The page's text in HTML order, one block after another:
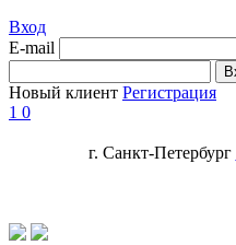
Вход
E-mail
Новый клиент Регистрация
1 0
г. Санкт-Петербург